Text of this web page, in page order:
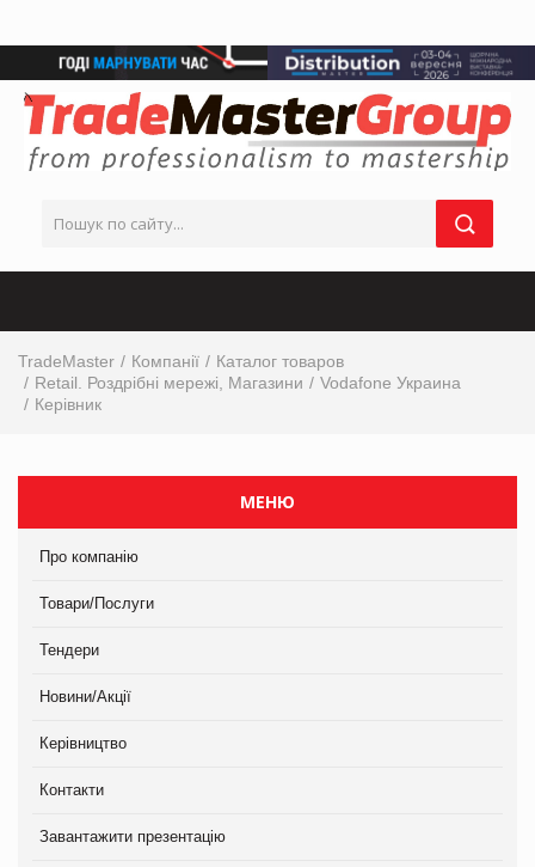
TradeMaster Компанії
Каталог товаров
Retail. Роздрібні мережі, Магазини
Vodafone Украина
Керівник
МЕНЮ
Про компанію
Товари/Послуги
Тендери
Новини/Акції
Керівництво
Контакти
Завантажити презентацію